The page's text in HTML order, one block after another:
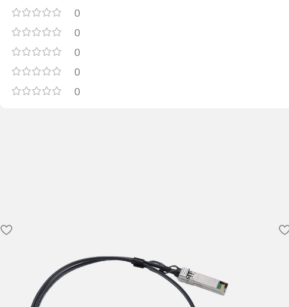
0
0
0
0
0